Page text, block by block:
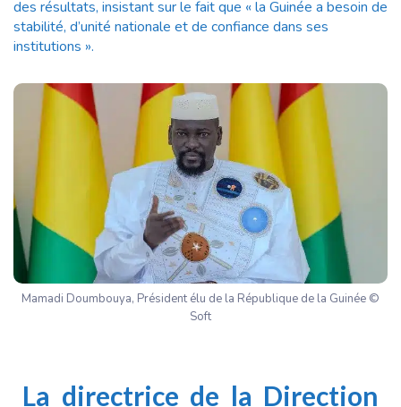
des résultats, insistant sur le fait que « la Guinée a besoin de
stabilité, d’unité nationale et de confiance dans ses
institutions ».
Mamadi Doumbouya, Président élu de la République de la Guinée ©
Soft
La directrice de la Direction